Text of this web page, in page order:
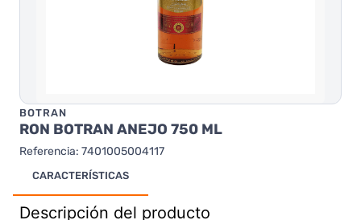
BOTRAN
RON BOTRAN ANEJO 750 ML
Referencia: 7401005004117
CARACTERÍSTICAS
Descripción del producto